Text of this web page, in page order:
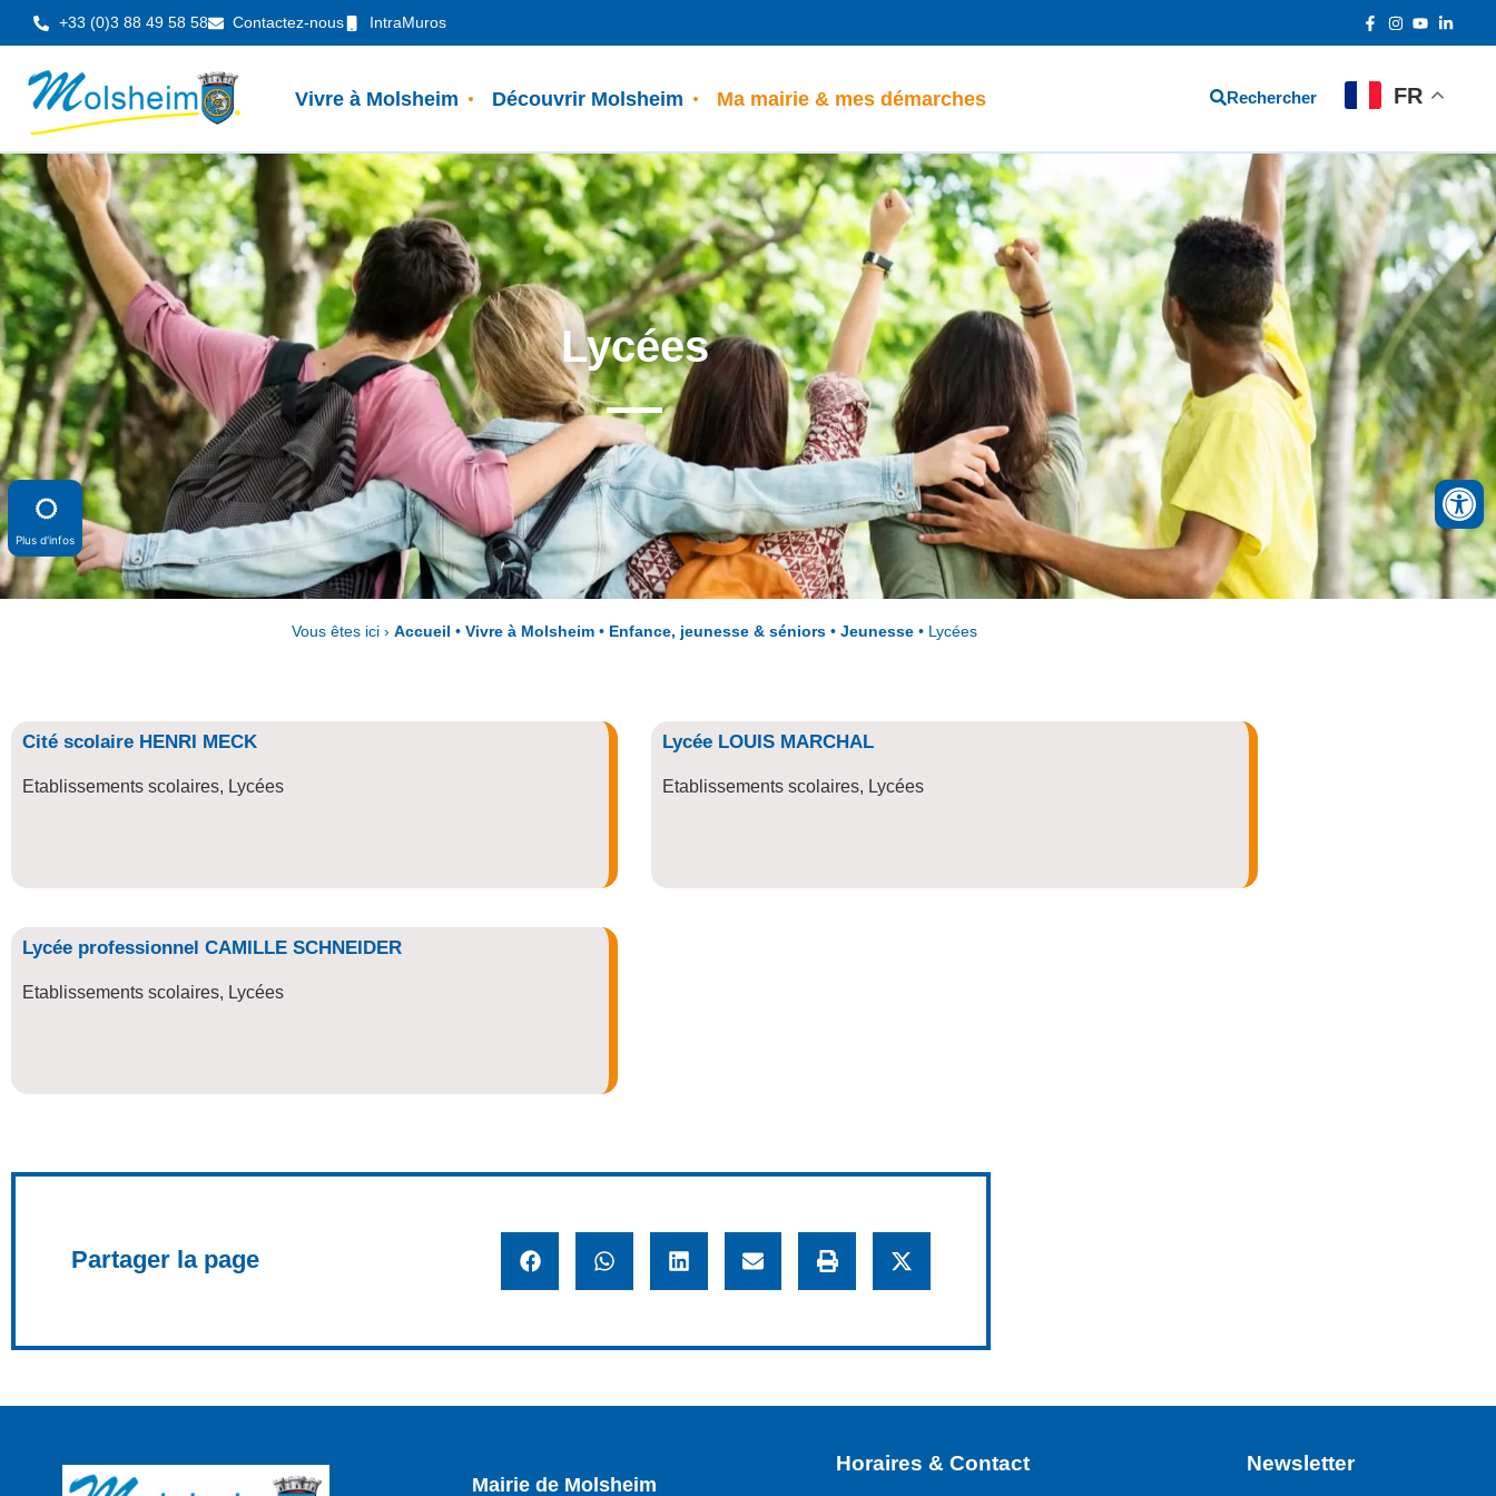
+33 (0)3 88 49 58 58 Contactez-nous IntraMuros
Vivre à Molsheim Découvrir Molsheim Ma mairie & mes démarches Rechercher FR
Lycées
Vous êtes ici › Accueil • Vivre à Molsheim • Enfance, jeunesse & séniors • Jeunesse • Lycées
Cité scolaire HENRI MECK
Etablissements scolaires, Lycées
Lycée LOUIS MARCHAL
Etablissements scolaires, Lycées
Lycée professionnel CAMILLE SCHNEIDER
Etablissements scolaires, Lycées
Partager la page
Mairie de Molsheim
Horaires & Contact Newsletter
Plus d'infos
Panneau de gestion des cookies